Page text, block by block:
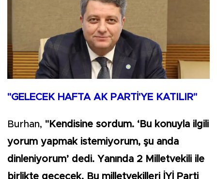
"GELECEK HAFTA AK PARTİ'YE KATILIR"
Burhan, "Kendisine sordum. ‘Bu konuyla ilgili
yorum yapmak istemiyorum, şu anda
dinleniyorum’ dedi. Yanında 2 Milletvekili ile
birlikte geçecek. Bu milletvekilleri İYİ Parti